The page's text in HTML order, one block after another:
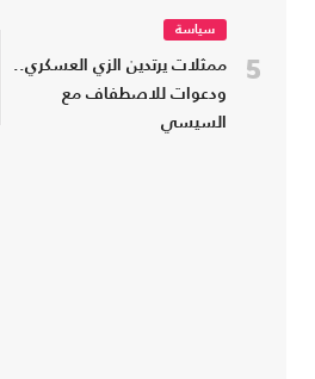
5
سياسة
ممثلات يرتدين الزي العسكري..
ودعوات للاصطفاف مع
السيسي